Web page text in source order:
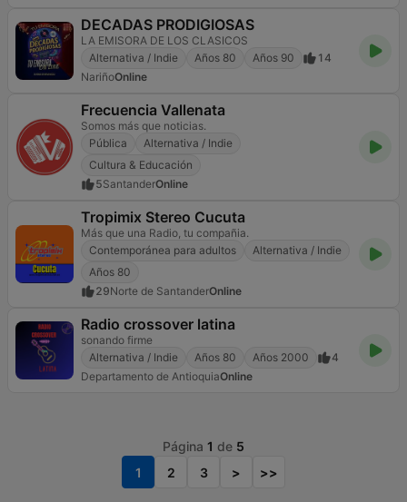
DECADAS PRODIGIOSAS
LA EMISORA DE LOS CLASICOS
Alternativa / Indie
Años 80 Años 90
14
NariñoOnline
Frecuencia Vallenata
Somos más que noticias.
Pública
Alternativa / Indie
Cultura & Educación
5SantanderOnline
Tropimix Stereo Cucuta
Más que una Radio, tu compañia.
Contemporánea para adultos
Alternativa / Indie
Años 80
29Norte de SantanderOnline
Radio crossover latina
sonando firme
Alternativa / Indie
Años 80 Años 2000
4
Departamento de AntioquiaOnline
Página 1 de 5
1
2 3 > >>